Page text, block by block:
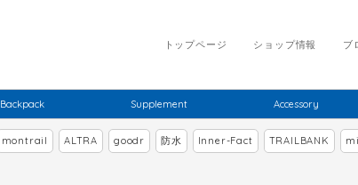
ブ
ショップ情報
トップページ
Backpack Supplement Accessory
montrail ALTRA goodr 防水 Inner-Fact TRAILBANK